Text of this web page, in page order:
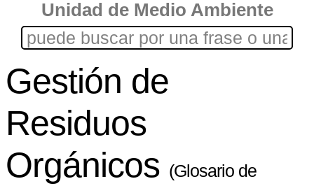
Unidad de Medio Ambiente
Gestión de
Residuos
Orgánicos (Glosario de